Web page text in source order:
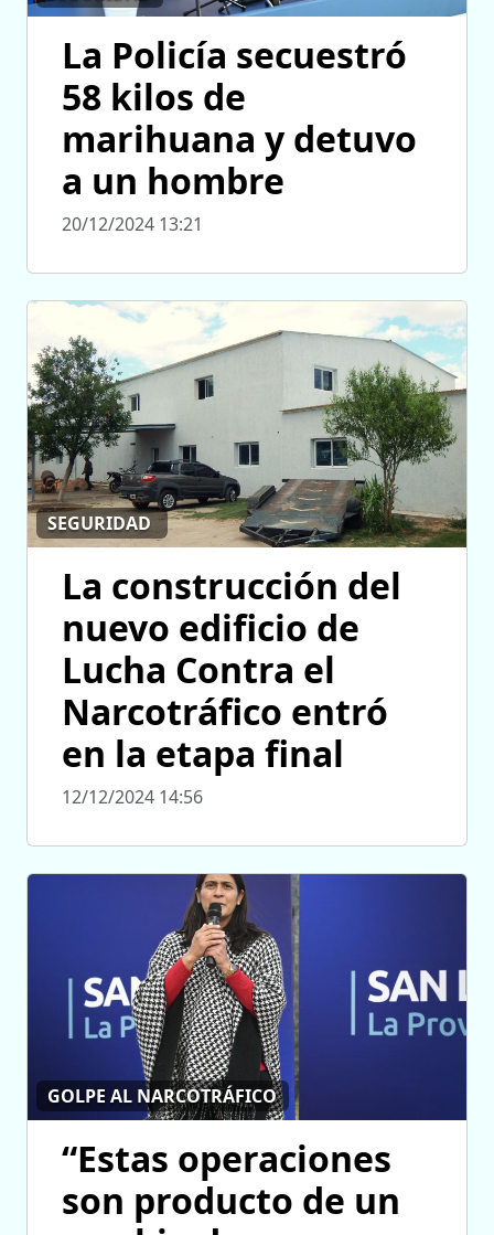
La Policía secuestró
58 kilos de
marihuana y detuvo
a un hombre
20/12/2024 13:21
SEGURIDAD
La construcción del
nuevo edificio de
Lucha Contra el
Narcotráfico entró
en la etapa final
12/12/2024 14:56
GOLPE AL NARCOTRÁFICO
“Estas operaciones
son producto de un